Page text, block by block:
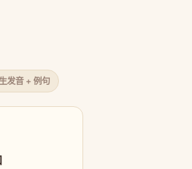
发音 + 例句